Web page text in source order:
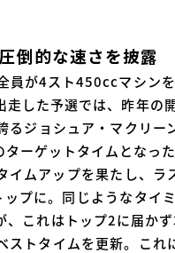
倒的な速さを披露
員が4スト450ccマシン
した予選では、昨年の
るジョシュア・マクリ
ーゲットタイムとなった
イムアップを果たし、
プに。同じようなタイ
これはトップ2に届か
トタイムを更新。こ